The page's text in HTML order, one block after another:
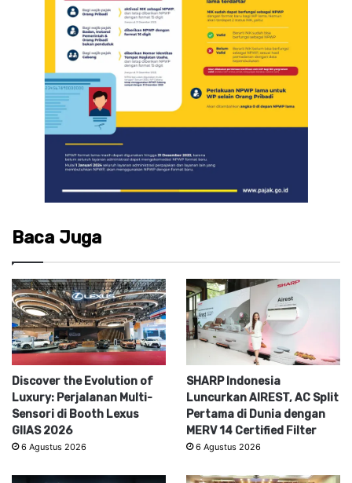
Baca Juga
Discover the Evolution of
Luxury: Perjalanan Multi-
Sensori di Booth Lexus
GIIAS 2026
6 Agustus 2026
SHARP Indonesia
Luncurkan AIREST, AC Split
Pertama di Dunia dengan
MERV 14 Certified Filter
6 Agustus 2026